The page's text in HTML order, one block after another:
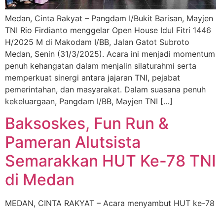
Medan, Cinta Rakyat – Pangdam I/Bukit Barisan, Mayjen
TNI Rio Firdianto menggelar Open House Idul Fitri 1446
H/2025 M di Makodam I/BB, Jalan Gatot Subroto
Medan, Senin (31/3/2025). Acara ini menjadi momentum
penuh kehangatan dalam menjalin silaturahmi serta
memperkuat sinergi antara jajaran TNI, pejabat
pemerintahan, dan masyarakat. Dalam suasana penuh
kekeluargaan, Pangdam I/BB, Mayjen TNI […]
Baksoskes, Fun Run &
Pameran Alutsista
Semarakkan HUT Ke-78 TNI
di Medan
MEDAN, CINTA RAKYAT – Acara menyambut HUT ke-78